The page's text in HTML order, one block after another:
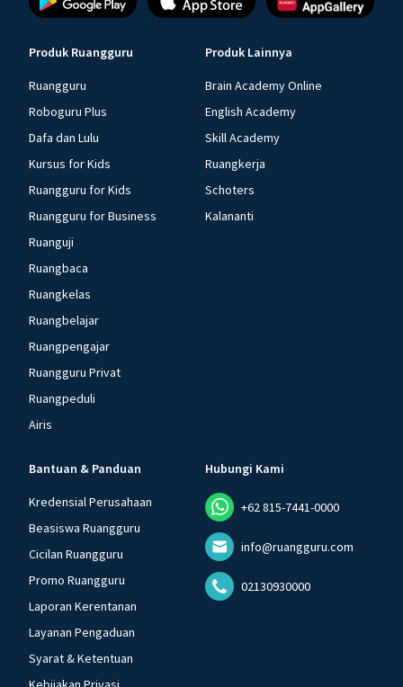
Produk Ruangguru
Ruangguru
Roboguru Plus
Dafa dan Lulu
Kursus for Kids
Ruangguru for Kids
Ruangguru for Business
Ruanguji
Ruangbaca
Ruangkelas
Ruangbelajar
Ruangpengajar
Ruangguru Privat
Ruangpeduli
Airis
Produk Lainnya
Brain Academy Online
English Academy
Skill Academy
Ruangkerja
Schoters
Kalananti
Bantuan & Panduan
Kredensial Perusahaan
Beasiswa Ruangguru
Cicilan Ruangguru
Promo Ruangguru
Laporan Kerentanan
Layanan Pengaduan
Syarat & Ketentuan
Hubungi Kami
+62 815-7441-0000
info@ruangguru.com
02130930000